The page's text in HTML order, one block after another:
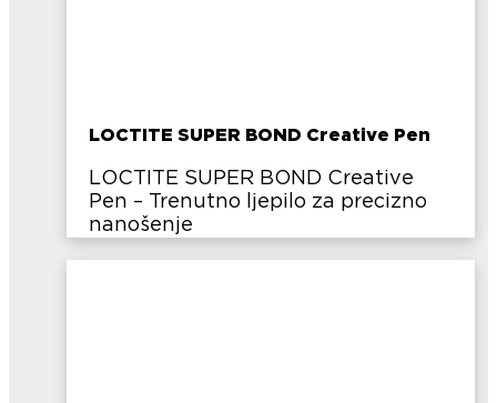
LOCTITE SUPER BOND Creative Pen
LOCTITE SUPER BOND Creative
Pen – Trenutno ljepilo za precizno
nanošenje